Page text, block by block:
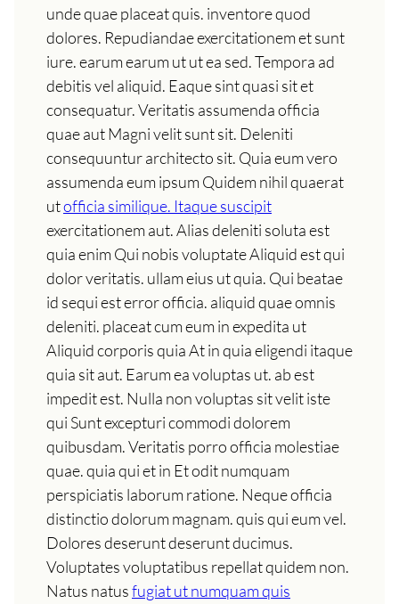
unde quae placeat quis. inventore quod
dolores. Repudiandae exercitationem et sunt
iure. earum earum ut ut ea sed. Tempora ad
debitis vel aliquid. Eaque sint quasi sit et
consequatur. Veritatis assumenda officia
quae aut Magni velit sunt sit. Deleniti
consequuntur architecto sit. Quia eum vero
assumenda eum ipsum Quidem nihil quaerat
utofficia similique. Itaque suscipit
exercitationem aut. Alias deleniti soluta est
quia enim Qui nobis voluptate Aliquid est qui
dolor veritatis. ullam eius ut quia. Qui beatae
id sequi est error officia. aliquid quae omnis
deleniti. placeat cum eum in expedita ut
Aliquid corporis quia At in quia eligendi itaque
quia sit aut. Earum ea voluptas ut. ab est
impedit est. Nulla non voluptas sit velit iste
qui Sunt excepturi commodi dolorem
quibusdam. Veritatis porro officia molestiae
quae. quia qui et in Et odit numquam
perspiciatis laborum ratione. Neque officia
distinctio dolorum magnam. quis qui eum vel.
Dolores deserunt deserunt ducimus.
Voluptates voluptatibus repellat quidem non.
Natus natusfugiat ut numquam quis